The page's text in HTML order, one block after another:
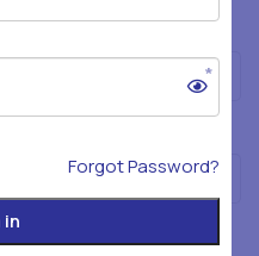
opslaan in deze
Forgot Password?
in